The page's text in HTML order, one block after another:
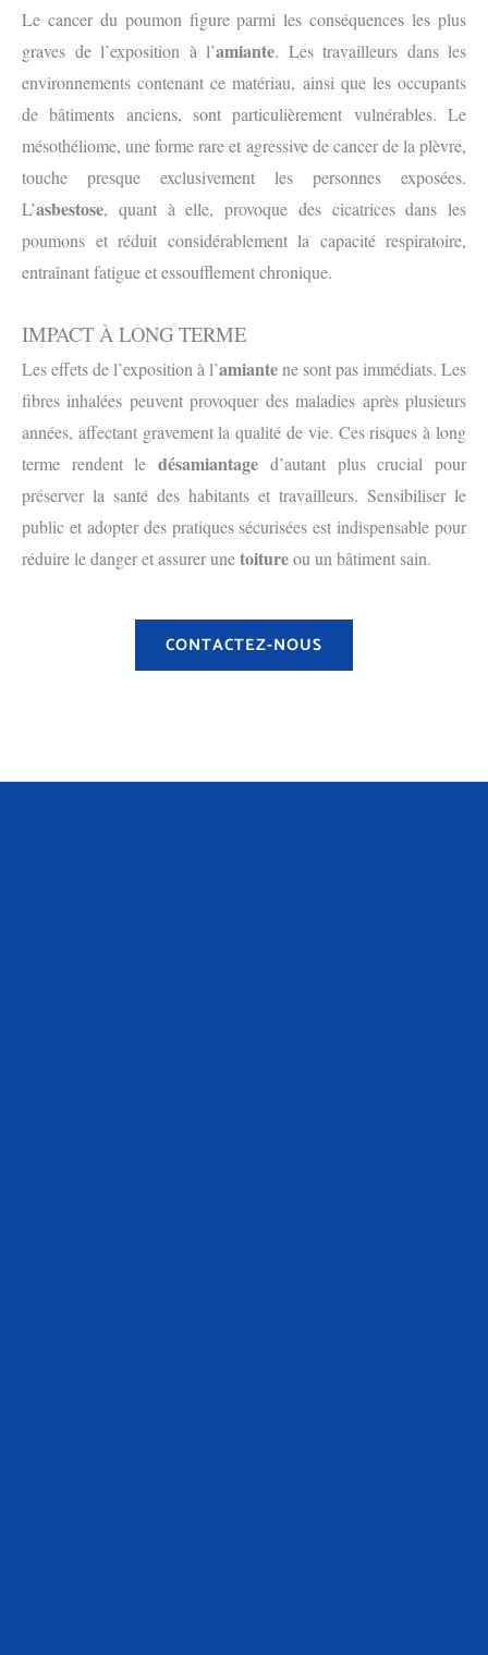
Le cancer du poumon figure parmi les conséquences les plus
graves de l’exposition à l’amiante. Les travailleurs dans les
environnements contenant ce matériau, ainsi que les occupants
de bâtiments anciens, sont particulièrement vulnérables. Le
mésothéliome, une forme rare et agressive de cancer de la plèvre,
touche presque exclusivement les personnes exposées.
L’asbestose, quant à elle, provoque des cicatrices dans les
poumons et réduit considérablement la capacité respiratoire,
entraînant fatigue et essoufflement chronique.
IMPACT À LONG TERME
Les effets de l’exposition à l’amiantene sont pas immédiats. Les
fibres inhalées peuvent provoquer des maladies après plusieurs
années, affectant gravement la qualité de vie. Ces risques à long
terme rendent ledésamiantage d’autant plus crucial pour
préserver la santé des habitants et travailleurs. Sensibiliser le
public et adopter des pratiques sécurisées est indispensable pour
réduire le danger et assurer unetoitureou un bâtiment sain.
CONTACTEZ-NOUS